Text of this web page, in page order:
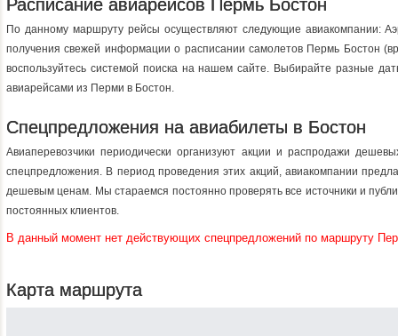
Расписание авиарейсов Пермь Бостон
По данному маршруту рейсы осуществляют следующие авиакомпании:
получения свежей информации о расписании самолетов Пермь Бостон
воспользуйтесь системой поиска на нашем сайте. Выбирайте разные
авиарейсами из Перми в Бостон.
Спецпредложения на авиабилеты в Бостон
Авиаперевозчики периодически организуют акции и распродажи
спецпредложения. В период проведения этих акций, авиакомпании
дешевым ценам. Мы стараемся постоянно проверять все источники и
постоянных клиентов.
В данный момент нет действующих спецпредложений по маршруту
Карта маршрута